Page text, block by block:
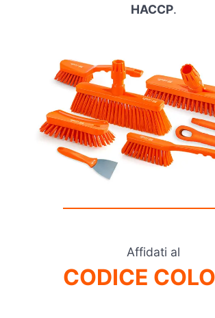
HACCP.
Affidati al
CODICE